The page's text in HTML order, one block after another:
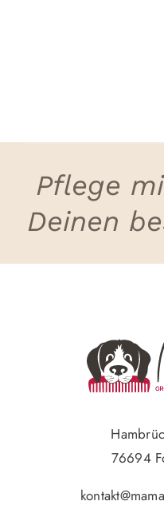
Pflege
Deinen
76694